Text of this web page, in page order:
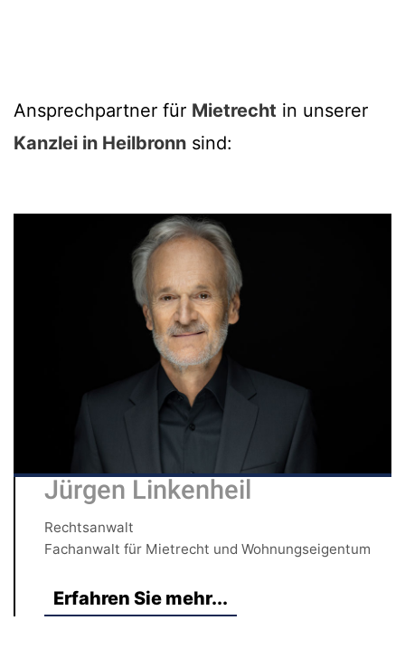
Ansprechpartner für Mietrecht in unserer
Kanzlei in Heilbronn sind:
Jürgen Linkenheil
Rechtsanwalt
Fachanwalt für Mietrecht und Wohnungseigentum
Erfahren Sie mehr...